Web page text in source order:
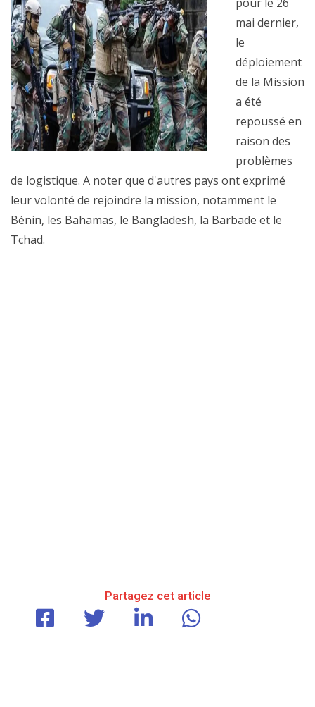
mai dernier,
le
déploiement
de la Mission
a été
repoussé en
raison des
problèmes
de logistique. A noter que d'autres pays ont exprimé
leur volonté de rejoindre la mission, notamment le
Bénin, les Bahamas, le Bangladesh, la Barbade et le
Tchad.
Partagez cet article